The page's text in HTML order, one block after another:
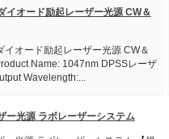
オード励起レーザー光源 CW＆
オード励起レーザー光源 CW＆
Name: 1047nm DPSSレーザ
Wavelength:...
光源 ラボレーザーシステム